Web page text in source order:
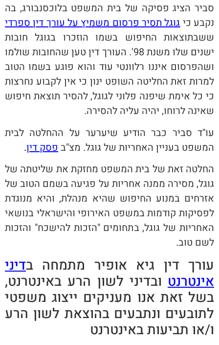
סביר הציג פסיקה של בית המשפט בלוכסנבורג, בה
נקבע כיגוגל תסיר פרסום משמיץ על עורך דין ספרדי
ששבתוצאות החיפוש בשמו הוזכרו בגוגל חובות
ישנים שלו משנת 98'. העורך דין טען שהחובות שולמו
ושהפרסום איננו רלוונטי עוד והוא פוגע בשמו הטוב
למרות זאת החליטה השופט ינון כי אין לקבוע נחרצות
כי כל אימת שיפנה פלוני לגוגל, להסיר תוצאת חיפוש
שאינה לרוחו, יהיה עליה להסירה.
עו"ד סביר כבר הודיע שיערער על ההחלטה לבית
המשפט בעניין האחריות של גוגל. מצ"ב פסק דין.
החלטה זאת של בית המשפט מחזקת את שליטתה של
גוגל, מסירה ממנה אחריות על פגיעה בשמם הטוב של
אזרחים במנוע החיפוש שהיא מנהלת, והיא מנוגדת
לפסיקות קודמות במשפט האירופי והישראלי בנושאי
האחריות של גוגל, בתחומים "הזכות להישכח" והזכות
לשם טוב.
עורך דין גיא אופיר מתמחה בדיני
אינטרנט ובדיני לשון הרע באינטרנט,
בשל זאת אנו מעניקים ייצוג משפטי
לתובעים ונתבעים בהוצאת לשון הרע
ו/או תביעות באינטרנט